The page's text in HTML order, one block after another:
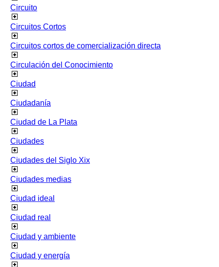
Circuito
Circuitos Cortos
Circuitos cortos de comercialización directa
Circulación del Conocimiento
Ciudad
Ciudadanía
Ciudad de La Plata
Ciudades
Ciudades del Siglo Xix
Ciudades medias
Ciudad ideal
Ciudad real
Ciudad y ambiente
Ciudad y energía